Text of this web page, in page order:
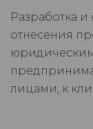
Разработка
отнесения
лицами, к